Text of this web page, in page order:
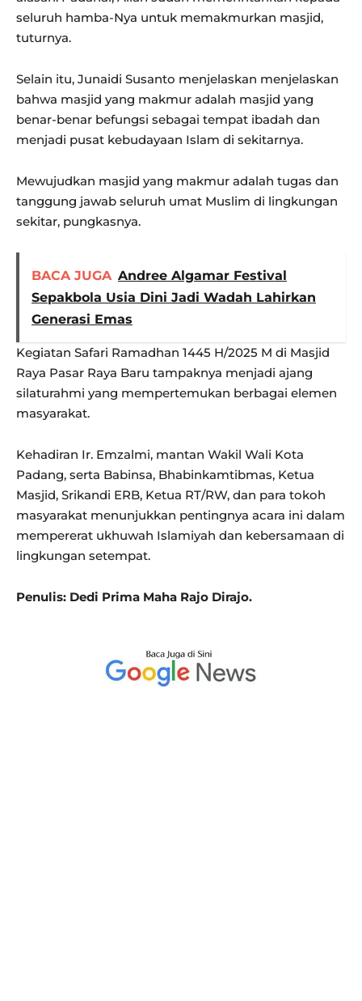
seluruh hamba-Nya untuk memakmurkan masjid,
tuturnya.
Selain itu, Junaidi Susanto menjelaskan menjelaskan
bahwa masjid yang makmur adalah masjid yang
benar-benar befungsi sebagai tempat ibadah dan
menjadi pusat kebudayaan Islam di sekitarnya.
Mewujudkan masjid yang makmur adalah tugas dan
tanggung jawab seluruh umat Muslim di lingkungan
sekitar, pungkasnya.
BACA JUGA Andree Algamar Festival
Sepakbola Usia Dini Jadi Wadah Lahirkan
Generasi Emas
Kegiatan Safari Ramadhan 1445 H/2025 M di Masjid
Raya Pasar Raya Baru tampaknya menjadi ajang
silaturahmi yang mempertemukan berbagai elemen
masyarakat.
Kehadiran Ir. Emzalmi, mantan Wakil Wali Kota
Padang, serta Babinsa, Bhabinkamtibmas, Ketua
Masjid, Srikandi ERB, Ketua RT/RW, dan para tokoh
masyarakat menunjukkan pentingnya acara ini dalam
mempererat ukhuwah Islamiyah dan kebersamaan di
lingkungan setempat.
Penulis: Dedi Prima Maha Rajo Dirajo.